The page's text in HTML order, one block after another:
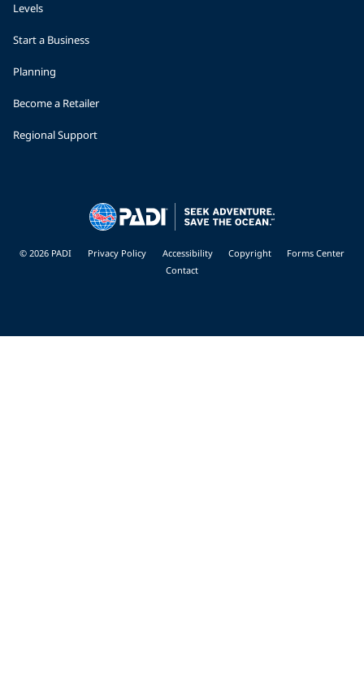
Levels
Start a Business
Planning
Become a Retailer
Regional Support
© 2026 PADI Privacy Policy Accessibility Copyright
Forms Center
Contact